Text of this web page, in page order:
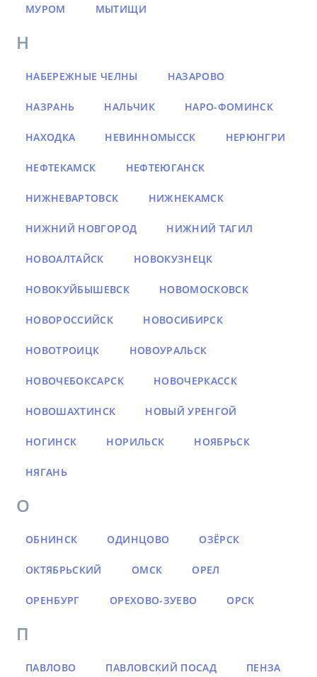
МУРОМ МЫТИЩИ
Н
НАБЕРЕЖНЫЕ ЧЕЛНЫ НАЗАРОВО
НАЗРАНЬ НАЛЬЧИК НАРО-ФОМИНСК
НАХОДКА НЕВИННОМЫССК НЕРЮНГРИ
НЕФТЕКАМСК НЕФТЕЮГАНСК
НИЖНЕВАРТОВСК НИЖНЕКАМСК
НИЖНИЙ НОВГОРОД НИЖНИЙ ТАГИЛ
НОВОАЛТАЙСК НОВОКУЗНЕЦК
НОВОКУЙБЫШЕВСК НОВОМОСКОВСК
НОВОРОССИЙСК НОВОСИБИРСК
НОВОТРОИЦК НОВОУРАЛЬСК
НОВОЧЕБОКСАРСК НОВОЧЕРКАССК
НОВОШАХТИНСК НОВЫЙ УРЕНГОЙ
НОГИНСК НОРИЛЬСК НОЯБРЬСК
НЯГАНЬ
О
ОБНИНСК ОДИНЦОВО ОЗЁРСК
ОКТЯБРЬСКИЙ ОМСК ОРЕЛ
ОРЕНБУРГ ОРЕХОВО-ЗУЕВО ОРСК
П
ПАВЛОВО ПАВЛОВСКИЙ ПОСАД ПЕНЗА